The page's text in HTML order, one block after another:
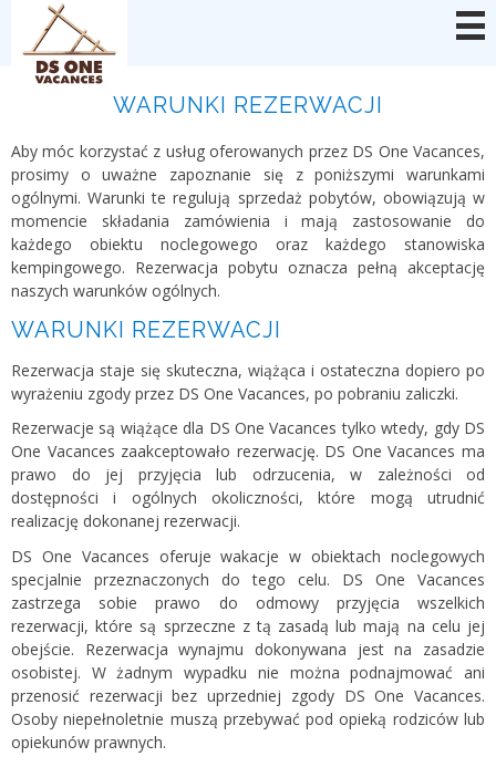
WARUNKI REZERWACJI
Aby móc korzystać z usług oferowanych przez DS One Vacances,
prosimy o uważne zapoznanie się z poniższymi warunkami
ogólnymi. Warunki te regulują sprzedaż pobytów, obowiązują w
momencie składania zamówienia i mają zastosowanie do
każdego obiektu noclegowego oraz każdego stanowiska
kempingowego. Rezerwacja pobytu oznacza pełną akceptację
naszych warunków ogólnych.
WARUNKI REZERWACJI
Rezerwacja staje się skuteczna, wiążąca i ostateczna dopiero po
wyrażeniu zgody przez DS One Vacances, po pobraniu zaliczki.
Rezerwacje są wiążące dla DS One Vacances tylko wtedy, gdy DS
One Vacances zaakceptowało rezerwację. DS One Vacances ma
prawo do jej przyjęcia lub odrzucenia, w zależności od
dostępności i ogólnych okoliczności, które mogą utrudnić
realizację dokonanej rezerwacji.
DS One Vacances oferuje wakacje w obiektach noclegowych
specjalnie przeznaczonych do tego celu. DS One Vacances
zastrzega sobie prawo do odmowy przyjęcia wszelkich
rezerwacji, które są sprzeczne z tą zasadą lub mają na celu jej
obejście. Rezerwacja wynajmu dokonywana jest na zasadzie
osobistej. W żadnym wypadku nie można podnajmować ani
przenosić rezerwacji bez uprzedniej zgody DS One Vacances.
Osoby niepełnoletnie muszą przebywać pod opieką rodziców lub
opiekunów prawnych.
Panel zarządzania plikami cookies